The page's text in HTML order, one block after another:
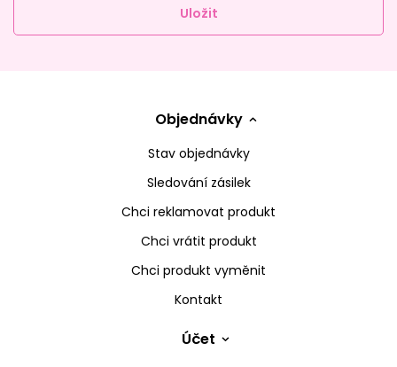
Uložit
Objednávky
Stav objednávky
Sledování zásilek
Chci reklamovat produkt
Chci vrátit produkt
Chci produkt vyměnit
Kontakt
Účet